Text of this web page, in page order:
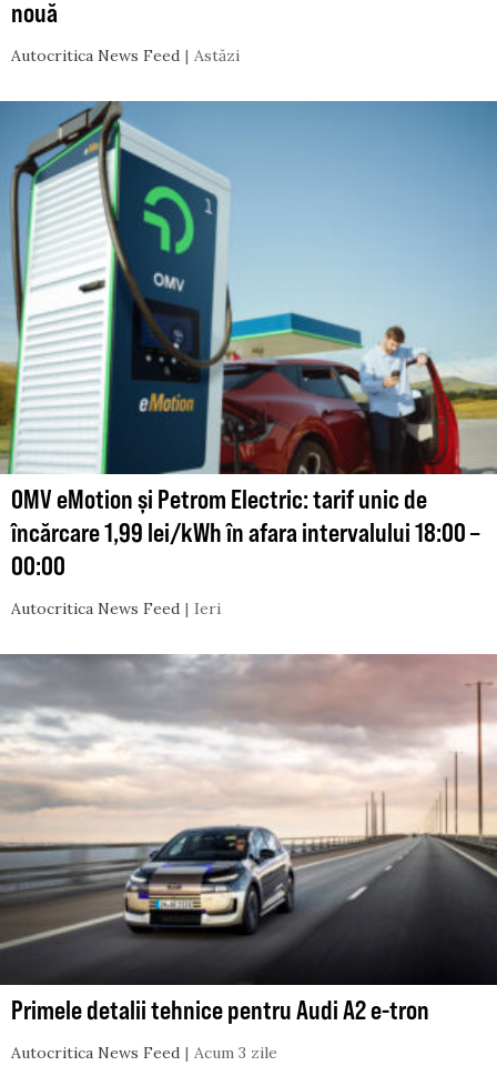
nouă
Autocritica News Feed Astăzi
OMV eMotion și Petrom Electric: tarif unic de
încărcare 1,99 lei/kWh în afara intervalului 18:00 –
00:00
Autocritica News Feed Ieri
Primele detalii tehnice pentru Audi A2 e-tron
Autocritica News Feed Acum 3 zile